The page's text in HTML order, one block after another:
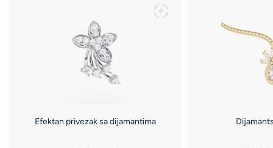
Efektan privezak sa dijamantima